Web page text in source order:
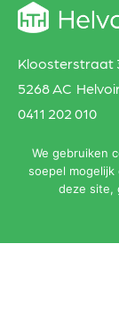
Kloosterstraat
5268 AC
0411 202 010
Aanbod
We gebruiken
soepel
deze site,